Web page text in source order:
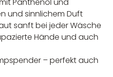
und sinnlichem Duft
sanft bei jeder Wäsche
Hände und auch
– perfekt auch